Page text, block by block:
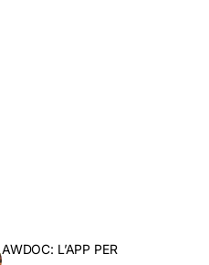
AWDOC: L’APP PER